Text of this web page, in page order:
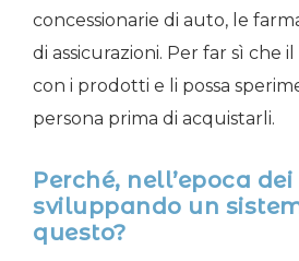
concessionarie di auto, le
di assicurazioni. Per far sì che
con i prodotti e li possa
persona prima di acquistarli.
Perché, nell’epoca
sviluppando un
questo?